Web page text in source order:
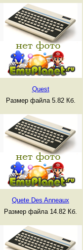
Quest
Размер файла 5.82 Кб.
Quete Des Anneaux
Размер файла 14.82 Кб.